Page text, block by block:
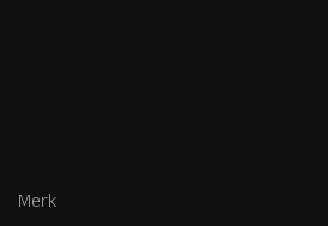
Merk